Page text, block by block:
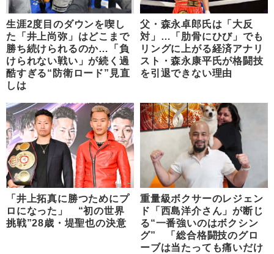
生涯2度目のダウンを喫し
た「井上尚弥」はどこまで
勝ち続けられるのか…「負
けられない戦い」が続く過
酷すぎる“防衛ロード”見直
しは
父・森永卓郎氏は「大反
対」…「肋骨にひび」でも
リングに上がる経済アナリ
スト・森永康平氏が格闘技
を引退できない理由
「井上拓真に勝つためにプ
ロになった」 “初の世界
挑戦”28歳・堤聖也の決意
重量級ボクサーのレジェン
ド「西島洋介さん」が断じ
る“一番強いのはボクシン
グ” 「総合格闘技のグロ
ーブは当たっても痛いだけ